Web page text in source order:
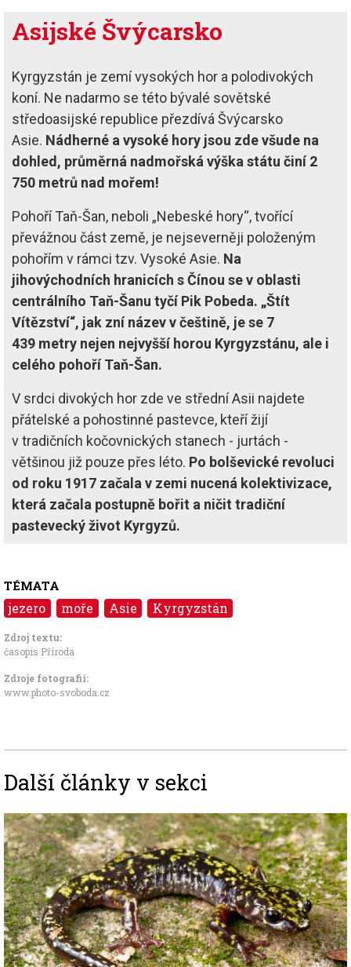
Asijské Švýcarsko
Kyrgyzstán je zemí vysokých hor a polodivokých
koní. Ne nadarmo se této bývalé sovětské
středoasijské republice přezdívá Švýcarsko
Asie. Nádherné a vysoké hory jsou zde všude na
dohled, průměrná nadmořská výška státu činí 2
750 metrů nad mořem!
Pohoří Taň-Šan, neboli „Nebeské hory“, tvořící
převážnou část země, je nejseverněji položeným
pohořím v rámci tzv. Vysoké Asie. Na
jihovýchodních hranicích s Čínou se v oblasti
centrálního Taň-Šanu tyčí Pik Pobeda. „Štít
Vítězství“, jak zní název v češtině, je se 7
439 metry nejen nejvyšší horou Kyrgyzstánu, ale i
celého pohoří Taň-Šan.
V srdci divokých hor zde ve střední Asii najdete
přátelské a pohostinné pastevce, kteří žijí
v tradičních kočovnických stanech - jurtách -
většinou již pouze přes léto. Po bolševické revoluci
od roku 1917 začala v zemi nucená kolektivizace,
která začala postupně bořit a ničit tradiční
pastevecký život Kyrgyzů.
TÉMATA
jezero moře Asie Kyrgyzstán
Zdroj textu:
časopis Příroda
Zdroje fotografii:
www.photo-svoboda.cz
Další články v sekci
Image